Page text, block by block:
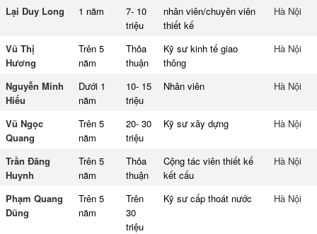
Lại Duy Long 1 năm
7- 10
triệu
nhân viên/chuyên viên
thiết kế
Hà Nội
Vũ Thị
Hương
Trên 5
năm
Thỏa
thuận
Kỹ sư kinh tế giao
thông
Hà Nội
Nguyễn Minh
Hiếu
Dưới 1
năm
10- 15
triệu
Nhân viên Hà Nội
Vũ Ngọc
Quang
Trên 5
năm
20- 30
triệu
Kỹ sư xây dựng Hà Nội
Trần Đăng
Huynh
Trên 5
năm
Thỏa
thuận
Cộng tác viên thiết kế
kết cấu
Hà Nội
Phạm Quang
Dũng
Trên 5
năm
Trên
30
triệu
Kỹ sư cấp thoát nước Hà Nội